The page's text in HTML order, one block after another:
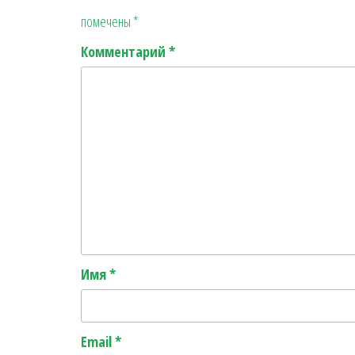
помечены *
Комментарий *
Имя*
Email*